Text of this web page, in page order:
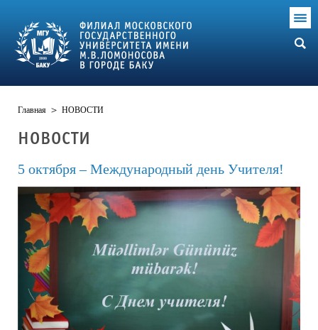
Главная > НОВОСТИ
НОВОСТИ
5 октября – Международный день Учителя!